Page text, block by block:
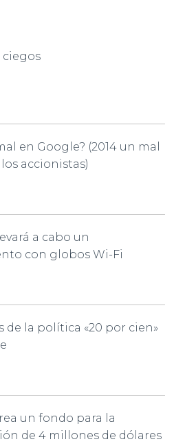
ciegos
en Google? (2014 un mal
accionistas)
a cabo un
con globos Wi-Fi
de la política «20 por cien»
un fondo para la
de 4 millones de dólares